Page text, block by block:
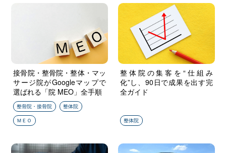
" alt="接骨院・整骨院・整
体・マッサージ院が
Googleマップで選ばれる
「院 MEO」全手順"/>
接骨院・整骨院・整体・マッ
サージ院がGoogleマップで
選ばれる「院 MEO」全手順
整骨院・接骨院
整体院
ＭＥＯ
" alt="整体院の集客を“仕組
み化”し、90日で成果を出
す完全ガイド"/>
整体院の集客を“仕組み
化”し、90日で成果を出す完
全ガイド
整体院